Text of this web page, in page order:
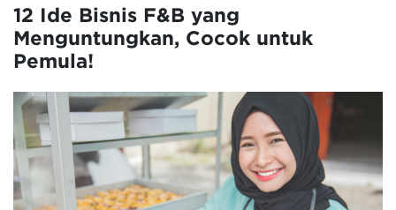
12 Ide Bisnis F&B yang
Menguntungkan, Cocok untuk
Pemula!